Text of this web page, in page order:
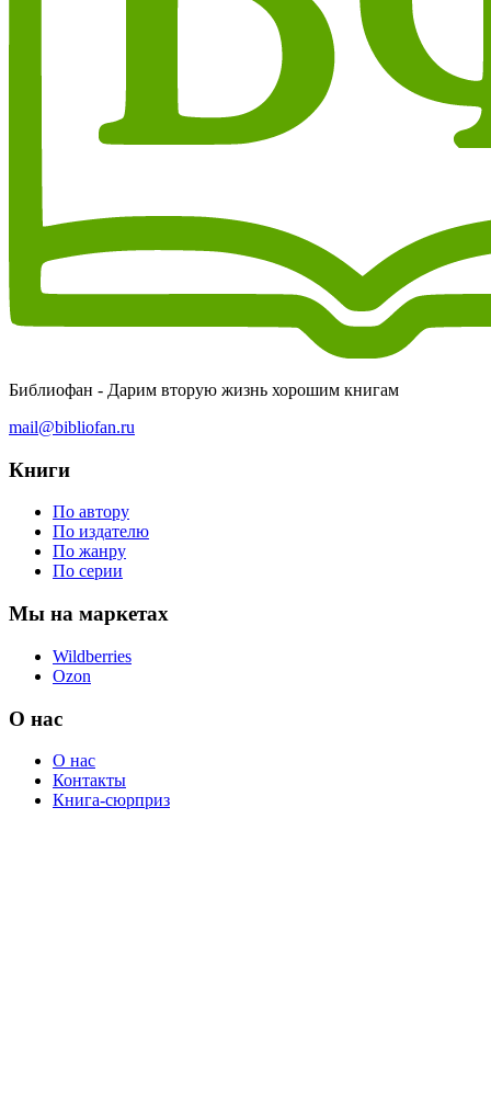
Библиофан - Дарим вторую жизнь хорошим книгам
mail@bibliofan.ru
Книги
По автору
По издателю
По жанру
По серии
Мы на маркетах
Wildberries
Ozon
О нас
О нас
Контакты
Книга-сюрприз